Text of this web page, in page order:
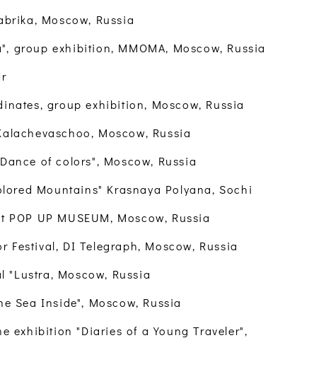
Moscow, Russia
group exhibition, MMOMA, Moscow, Russia
group exhibition, Moscow, Russia
Moscow, Russia
of colors", Moscow, Russia
Mountains" Krasnaya Polyana, Sochi
UP MUSEUM, Moscow, Russia
Festival, DI Telegraph, Moscow, Russia
"Lustra, Moscow, Russia
Sea Inside", Moscow, Russia
exhibition "Diaries of a Young Traveler",